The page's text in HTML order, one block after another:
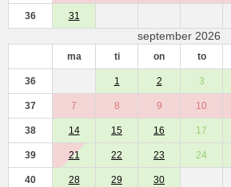
36 31
september 2026
ma ti on to
36 1 2 3
37 7 8 9 10
38 14 15 16 17
39 21 22 23 24
40 28 29 30